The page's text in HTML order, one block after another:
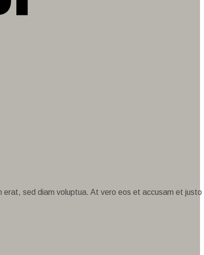
erat, sed diam voluptua. At vero eos et accusam et